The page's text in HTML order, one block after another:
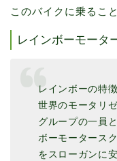
このバイクに乗るこ
レインボーモータ
レインボーの特徴
世界のモータリ
グループの一員
ボーモータース
をスローガンに